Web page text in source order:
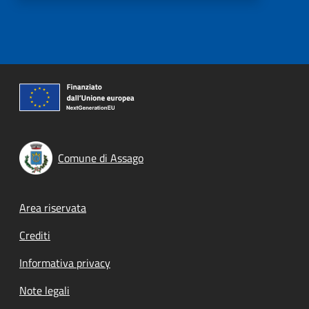
Comune di Assago
Footer menu
Area riservata
Crediti
Informativa privacy
Note legali